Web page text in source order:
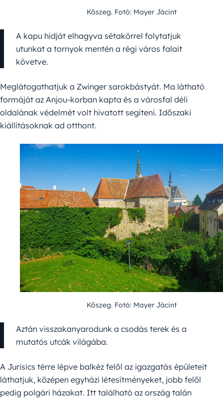
Kőszeg. Fotó: Mayer Jácint
A kapu hídját elhagyva sétakörrel folytatjuk
utunkat a tornyok mentén a régi város falait
követve.
Meglátogathatjuk a Zwinger sarokbástyát. Ma látható
formáját az Anjou-korban kapta és a városfal déli
oldalának védelmét volt hivatott segíteni. Időszaki
kiállításoknak ad otthont.
Kőszeg. Fotó: Mayer Jácint
Aztán visszakanyarodunk a csodás terek és a
mutatós utcák világába.
A Jurisics térre lépve balkéz felől az igazgatás épületeit
láthatjuk, középen egyházi létesítményeket, jobb felől
pedig polgári házakat. Itt található az ország talán